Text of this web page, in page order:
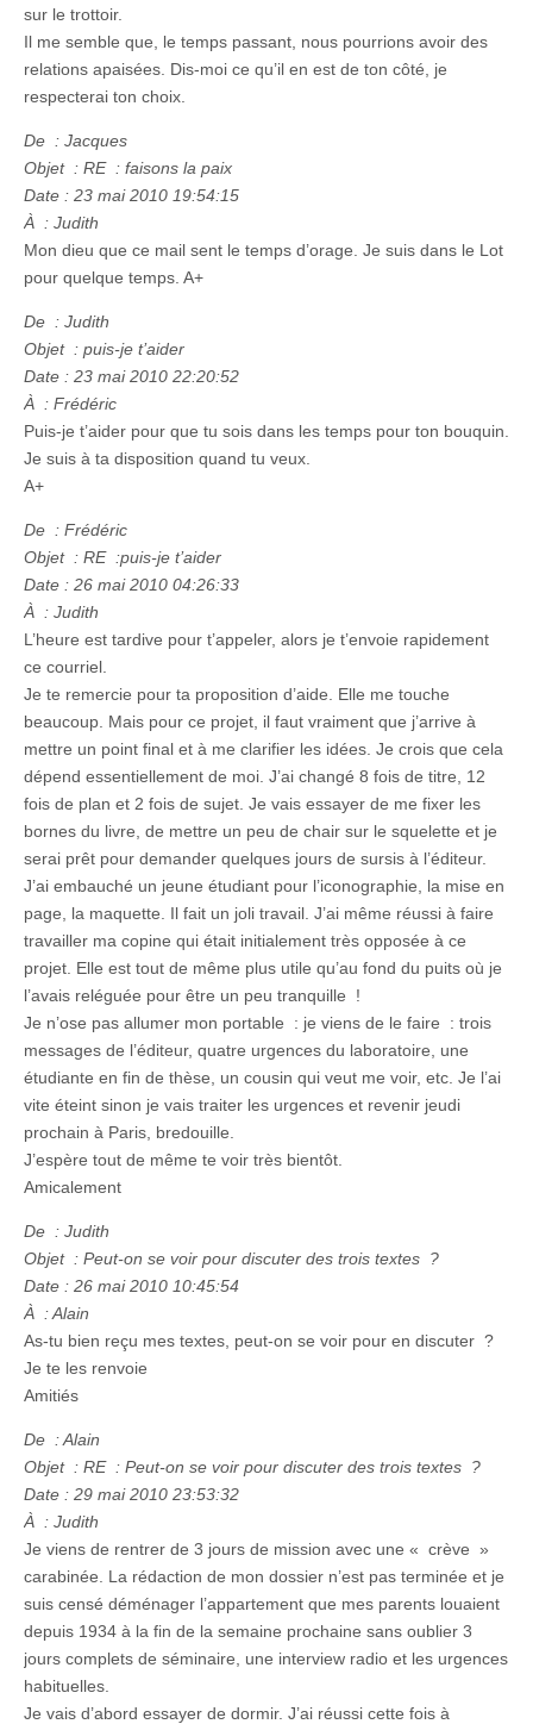
sur le trottoir.
Il me semble que, le temps passant, nous pourrions avoir des
relations apaisées. Dis-moi ce qu’il en est de ton côté, je
respecterai ton choix.
De : Jacques
Objet : RE : faisons la paix
Date : 23 mai 2010 19:54:15
À : Judith
Mon dieu que ce mail sent le temps d’orage. Je suis dans le Lot
pour quelque temps. A+
De : Judith
Objet : puis-je t’aider
Date : 23 mai 2010 22:20:52
À : Frédéric
Puis-je t’aider pour que tu sois dans les temps pour ton bouquin.
Je suis à ta disposition quand tu veux.
A+
De : Frédéric
Objet : RE :puis-je t’aider
Date : 26 mai 2010 04:26:33
À : Judith
L’heure est tardive pour t’appeler, alors je t’envoie rapidement
ce courriel.
Je te remercie pour ta proposition d’aide. Elle me touche
beaucoup. Mais pour ce projet, il faut vraiment que j’arrive à
mettre un point final et à me clarifier les idées. Je crois que cela
dépend essentiellement de moi. J’ai changé 8 fois de titre, 12
fois de plan et 2 fois de sujet. Je vais essayer de me fixer les
bornes du livre, de mettre un peu de chair sur le squelette et je
serai prêt pour demander quelques jours de sursis à l’éditeur.
J’ai embauché un jeune étudiant pour l’iconographie, la mise en
page, la maquette. Il fait un joli travail. J’ai même réussi à faire
travailler ma copine qui était initialement très opposée à ce
projet. Elle est tout de même plus utile qu’au fond du puits où je
l’avais reléguée pour être un peu tranquille !
Je n’ose pas allumer mon portable : je viens de le faire : trois
messages de l’éditeur, quatre urgences du laboratoire, une
étudiante en fin de thèse, un cousin qui veut me voir, etc. Je l’ai
vite éteint sinon je vais traiter les urgences et revenir jeudi
prochain à Paris, bredouille.
J’espère tout de même te voir très bientôt.
Amicalement
De : Judith
Objet : Peut-on se voir pour discuter des trois textes ?
Date : 26 mai 2010 10:45:54
À : Alain
As-tu bien reçu mes textes, peut-on se voir pour en discuter ?
Je te les renvoie
Amitiés
De : Alain
Objet : RE : Peut-on se voir pour discuter des trois textes ?
Date : 29 mai 2010 23:53:32
À : Judith
Je viens de rentrer de 3 jours de mission avec une « crève »
carabinée. La rédaction de mon dossier n’est pas terminée et je
suis censé déménager l’appartement que mes parents louaient
depuis 1934 à la fin de la semaine prochaine sans oublier 3
jours complets de séminaire, une interview radio et les urgences
habituelles.
Je vais d’abord essayer de dormir. J’ai réussi cette fois à